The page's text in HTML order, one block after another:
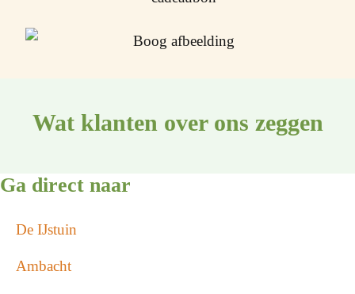
Wat klanten over ons zeggen
Ga direct naar
De IJstuin
Ambacht